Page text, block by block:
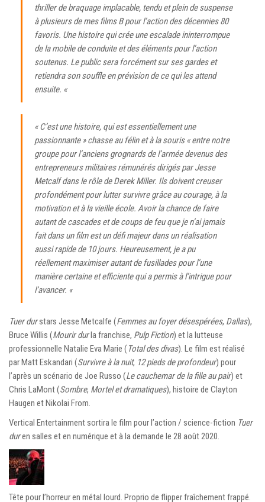
thriller de braquage implacable, tendu et plein de suspense
à plusieurs de mes films B pour l’action des décennies 80
favoris. Une histoire qui crée une escalade ininterrompue
de la mobile de conduite et des éléments pour l’action
soutenus. Le public sera forcément sur ses gardes et
retiendra son souffle en prévision de ce qui les attend
ensuite. «
« C’est une histoire, qui est essentiellement une
passionnante » chasse au félin et à la souris « entre notre
groupe pour l’anciens grognards de l’armée devenus des
entrepreneurs militaires rémunérés dirigés par Jesse
Metcalf dans le rôle de Derek Miller. Ils doivent creuser
profondément pour lutter survivre grâce au courage, à la
motivation et à la vieille école. Avoir la chance de faire
autant de cascades et de coups de feu que je n’ai jamais
fait dans un film est un défi majeur dans un réalisation
aussi rapide de 10 jours. Heureusement, je a pu
réellement maximiser autant de fusillades pour l’une
manière certaine et efficiente qui a permis à l’intrigue pour
l’avancer. «
Tuer durstars Jesse Metcalfe (Femmes au foyer désespérées, Dallas),
Bruce Willis (Mourir durla franchise, Pulp Fiction) et la lutteuse
professionnelle Natalie Eva Marie ( Total des divas). Le film est réalisé
par Matt Eskandari (Survivre à la nuit, 12 pieds de profondeur) pour
l’après un scénario de Joe Russo (Le cauchemar de la fille au pair) et
Chris LaMont (Sombre, Mortel et dramatiques), histoire de Clayton
Haugen et Nikolai From.
Vertical Entertainment sortira le film pour l’action / science-fiction Tuer
duren salles et en numérique et à la demande le 28 août 2020.
Tête pour l’horreur en métal lourd. Proprio de flipper fraîchement frappé.